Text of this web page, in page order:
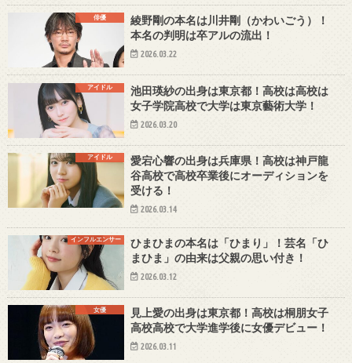
俳優
綾野剛の本名は川井剛（かわいごう）！
本名の判明は卒アルの流出！
2026.03.22
アイドル
池田瑛紗の出身は東京都！高校は高校は
女子学院高校で大学は東京藝術大学！
2026.03.20
アイドル
愛宕心響の出身は兵庫県！高校は神戸龍
谷高校で高校卒業後にオーディションを
受ける！
2026.03.14
インフルエンサー
ひまひまの本名は「ひまり」！芸名「ひ
まひま」の由来は父親の思い付き！
2026.03.12
女優
見上愛の出身は東京都！高校は桐朋女子
高校高校で大学進学後に女優デビュー！
2026.03.11